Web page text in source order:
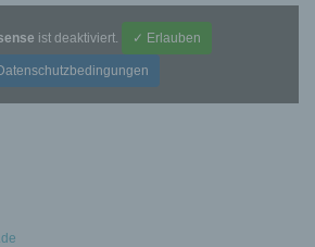
ist deaktiviert. ✓ Erlauben